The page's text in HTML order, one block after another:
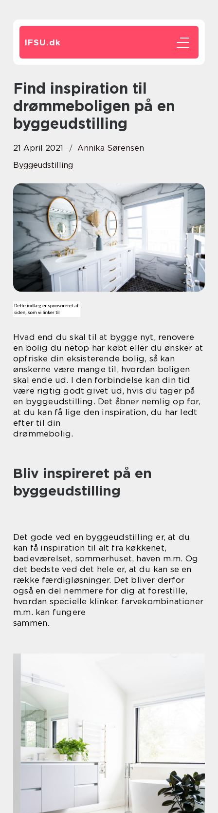
IFSU.dk
Find inspiration til
drømmeboligen på en
byggeudstilling
21 April 2021
Annika Sørensen
Byggeudstilling
Hvad end du skal til at bygge nyt, renovere
en bolig du netop har købt eller du ønsker at
opfriske din eksisterende bolig, så kan
ønskerne være mange til, hvordan boligen
skal ende ud. I den forbindelse kan din tid
være rigtig godt givet ud, hvis du tager på
en byggeudstilling. Det åbner nemlig op for,
at du kan få lige den inspiration, du har ledt
efter til din
drømmebolig.
Bliv inspireret på en
byggeudstilling
Det gode ved en byggeudstilling er, at du
kan få inspiration til alt fra køkkenet,
badeværelset, sommerhuset, haven m.m. Og
det bedste ved det hele er, at du kan se en
række færdigløsninger. Det bliver derfor
også en del nemmere for dig at forestille,
hvordan specielle klinker, farvekombinationer
m.m. kan fungere
sammen.